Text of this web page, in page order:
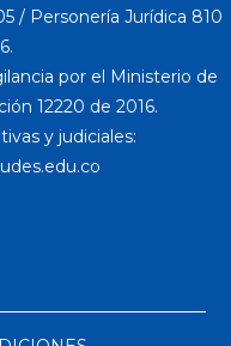
/ Personería Jurídica 810
por el Ministerio de
12220 de 2016.
y judiciales: